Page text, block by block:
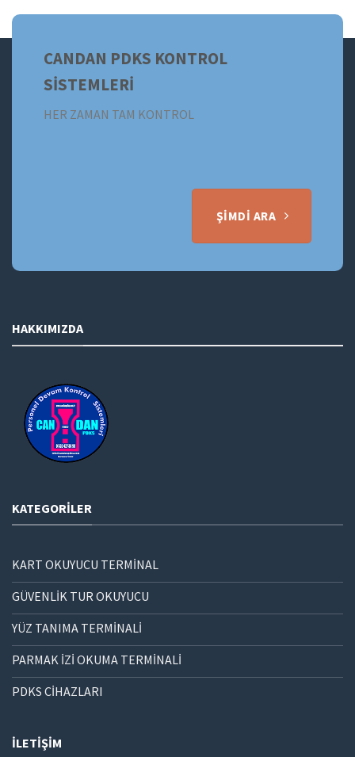
CANDAN PDKS KONTROL
SİSTEMLERİ
HER ZAMAN TAM KONTROL
ŞIMDI ARA
HAKKIMIZDA
KATEGORILER
KART OKUYUCU TERMİNAL
GÜVENLİK TUR OKUYUCU
YÜZ TANIMA TERMİNALİ
PARMAK İZİ OKUMA TERMİNALİ
PDKS CİHAZLARI
İLETIŞIM